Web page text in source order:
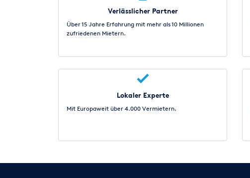
Verlässlicher Partner
Über 15 Jahre Erfahrung mit mehr als 10 Millionen
zufriedenen Mietern.
Lokaler Experte
Mit Europaweit über 4.000 Vermietern.